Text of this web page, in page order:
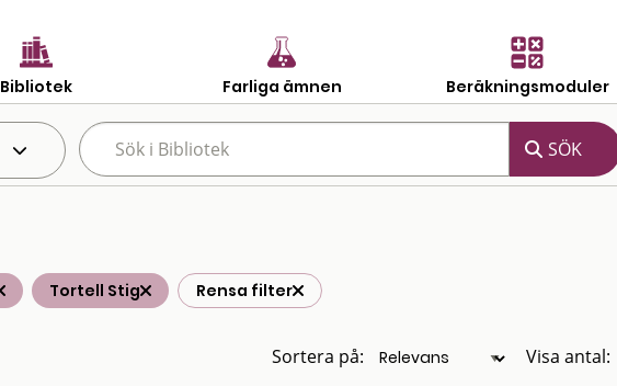
Bibliotek Farliga ämnen Beräkningsmoduler
Tortell Stig Rensa filter
Sortera på: Visa antal: